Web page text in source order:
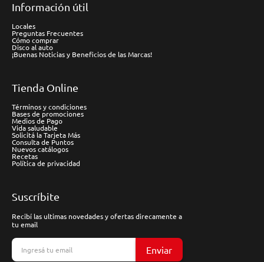
Información útil
Locales
Preguntas Frecuentes
Cómo comprar
Disco al auto
¡Buenas Noticias y Beneficios de las Marcas!
Tienda Online
Términos y condiciones
Bases de promociones
Medios de Pago
Vida saludable
Solicitá la Tarjeta Más
Consulta de Puntos
Nuevos catálogos
Recetas
Política de privacidad
Suscríbite
Recibí las ultimas novedades y ofertas direcamente a
tu email
Enviar